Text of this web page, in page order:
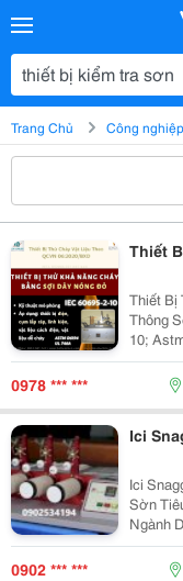
Trang Chủ Công
Thiết
Thiết Bị
Thông Số Cơ Bản Tiêu
10; Astm
Bị Kiểm
Khảo
0978 *** ***
Ici
Ici
Sờn Tiêu Chuẩn
Ngành
Lông,
0902 *** ***